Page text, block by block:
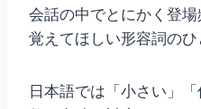
会話の中でとにかく登
覚えてほしい形容詞のひ
日本語では「小さい」